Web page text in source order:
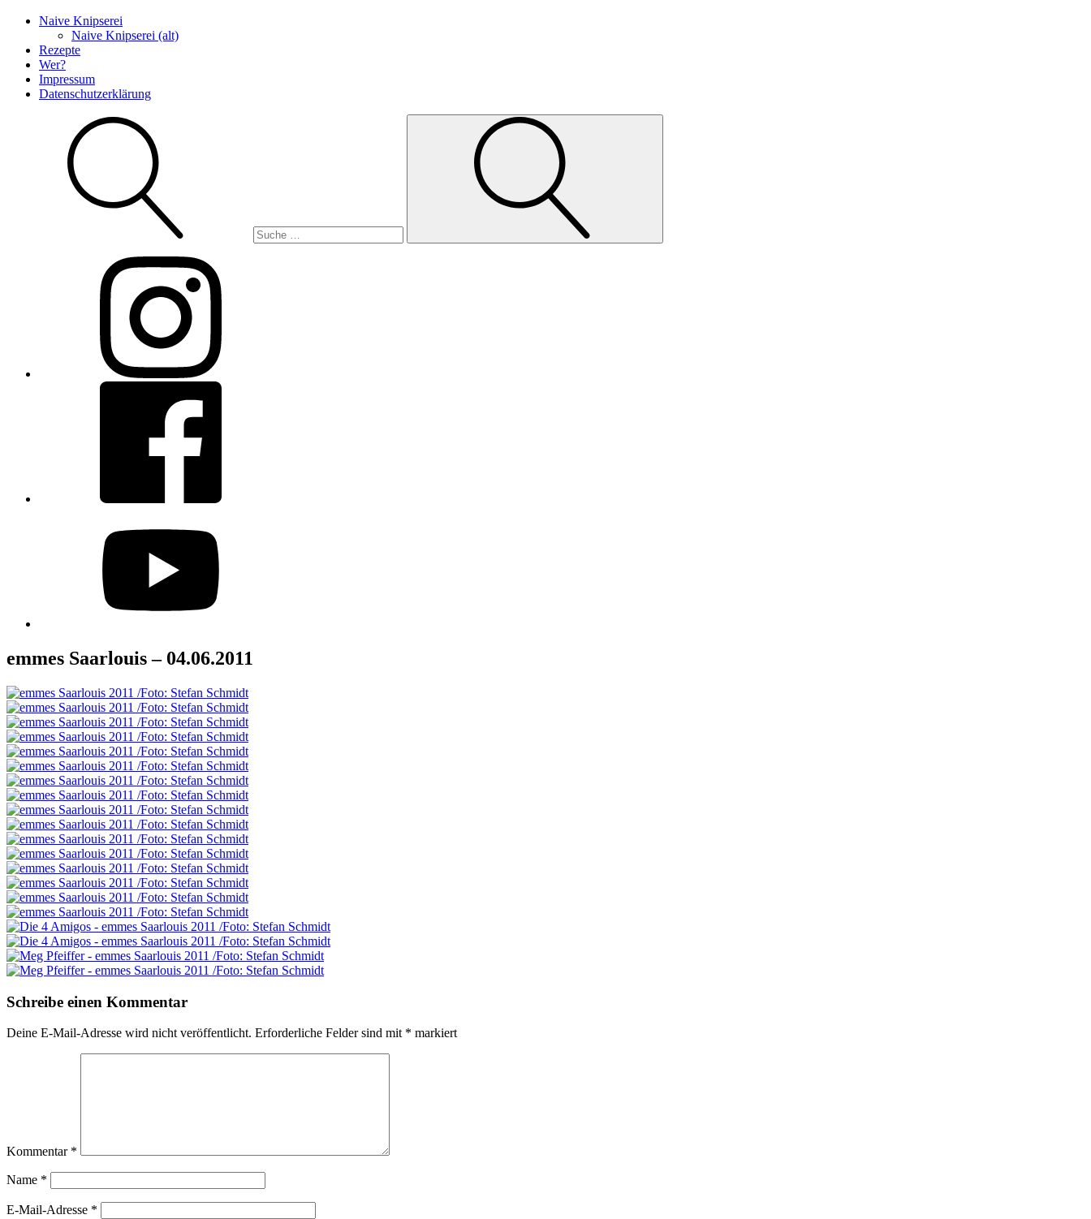
Naive Knipserei
Naive Knipserei (alt)
Rezepte
Wer?
Impressum
Datenschutzerklärung
emmes Saarlouis – 04.06.2011
Schreibe einen Kommentar
Deine E-Mail-Adresse wird nicht veröffentlicht. Erforderliche Felder sind mit * markiert
Kommentar *
Name *
E-Mail-Adresse *